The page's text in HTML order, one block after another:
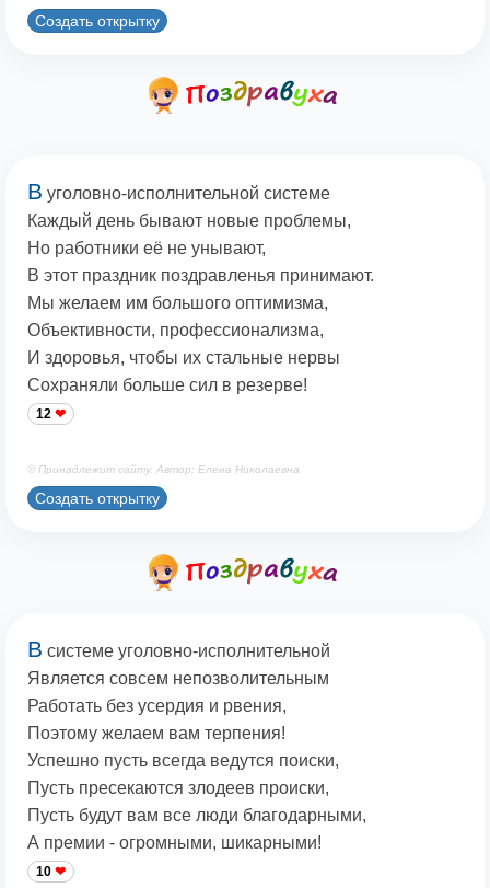
Создать открытку
В уголовно-исполнительной системе
Каждый день бывают новые проблемы,
Но работники её не унывают,
В этот праздник поздравленья принимают.
Мы желаем им большого оптимизма,
Объективности, профессионализма,
И здоровья, чтобы их стальные нервы
Сохраняли больше сил в резерве!
12
© Принадлежит сайту. Автор: Елена Николаевна
Создать открытку
В системе уголовно-исполнительной
Является совсем непозволительным
Работать без усердия и рвения,
Поэтому желаем вам терпения!
Успешно пусть всегда ведутся поиски,
Пусть пресекаются злодеев происки,
Пусть будут вам все люди благодарными,
А премии - огромными, шикарными!
10